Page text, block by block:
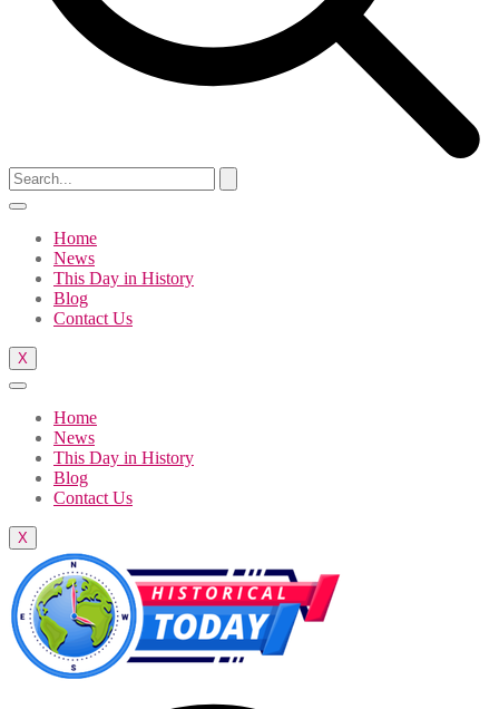
Home
News
This Day in History
Blog
Contact Us
X
Home
News
This Day in History
Blog
Contact Us
X